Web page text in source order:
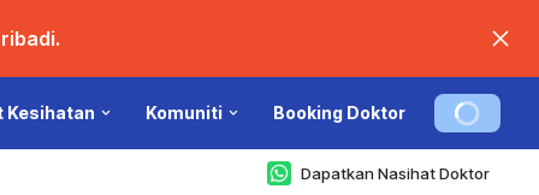
Kesihatan Komuniti Booking Doktor
Dapatkan Nasihat Doktor